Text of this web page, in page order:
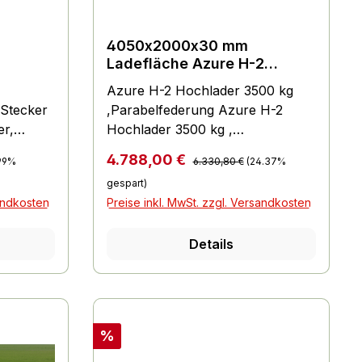
pro
4050x2000x30 mm
Ladefläche Azure H-2
niedr.Fahrwerk und
Parabelfederung
Azure H-2 Hochlader 3500 kg
,Parabelfederung Azure H-2
Hochlader 3500 kg ,
inkl.Stoßdämpfer , 100 km/h
Standardmäßig geliefert mit: TÜV-
geprüftes und integriertes
Designte Bordwandscharniere für
abklappbares Stützrad V-
Deichsel 4 Herausnehmbare
Eckrungen 30 cm hohe
Verkaufspreis:
4.788,00 € Regulärer Preis:
6.330,80 € (24.37%
gespart)
Preise inkl. MwSt. zzgl. Versandkosten
Details
Rabatt
%